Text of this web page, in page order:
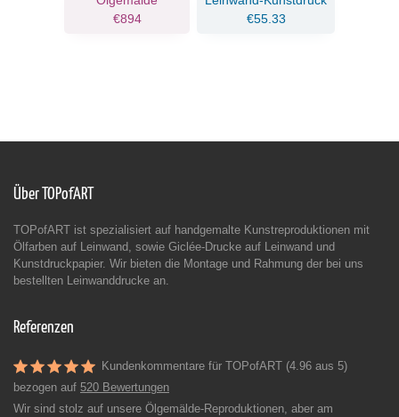
€894
€55.33
Über TOPofART
TOPofART ist spezialisiert auf handgemalte Kunstreproduktionen mit
Ölfarben auf Leinwand, sowie Giclée-Drucke auf Leinwand und
Kunstdruckpapier. Wir bieten die Montage und Rahmung der bei uns
bestellten Leinwanddrucke an.
Referenzen
Kundenkommentare für TOPofART (4.96 aus 5)
bezogen auf 520 Bewertungen
Wir sind stolz auf unsere Ölgemälde-Reproduktionen, aber am